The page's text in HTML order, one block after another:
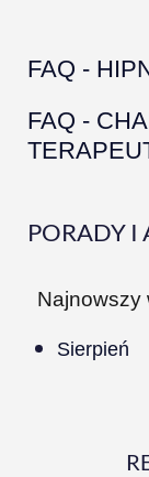
FAQ -
FAQ -
PORADY I
Najnowszy
Sierpień